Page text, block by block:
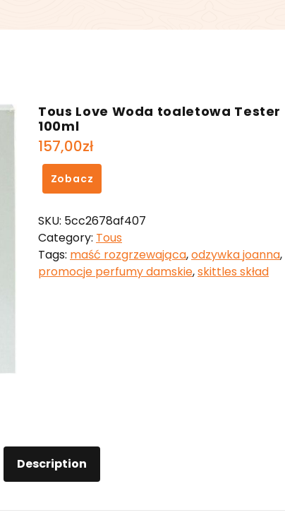
Tous Love Woda toaletowa Tester
100ml
157,00zł
Zobacz
SKU: 5cc2678af407
Category: Tous
Tags: maść rozgrzewająca,odzywka joanna,
promocje perfumy damskie,skittles skład
Description